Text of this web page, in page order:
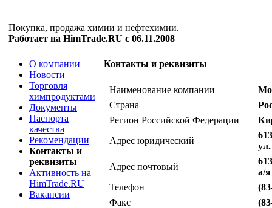
Покупка, продажа химии и нефтехимии.
Работает на HimTrade.RU с 06.11.2008
О компании
Новости
Торговля
химпродуктами
Документы
Паспорта
качества
Рекомендации
Контакты и
реквизиты
Активность на
HimTrade.RU
Вакансии
Контакты и реквизиты
Наименование компании
Страна
Регион Российской Федерации
Адрес юридический
Адрес почтовый
а/
Телефон
Факс